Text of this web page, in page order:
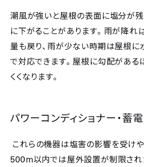
潮風が強いと屋根の表面に塩分が
に下がることがあります。雨が降れ
量も戻り、雨が少ない時期は屋根に
で対応できます。屋根に勾配がある
くくなります。
パワーコンディショナー・蓄
これらの機器は塩害の影響を受け
500m以内では屋外設置が制限され